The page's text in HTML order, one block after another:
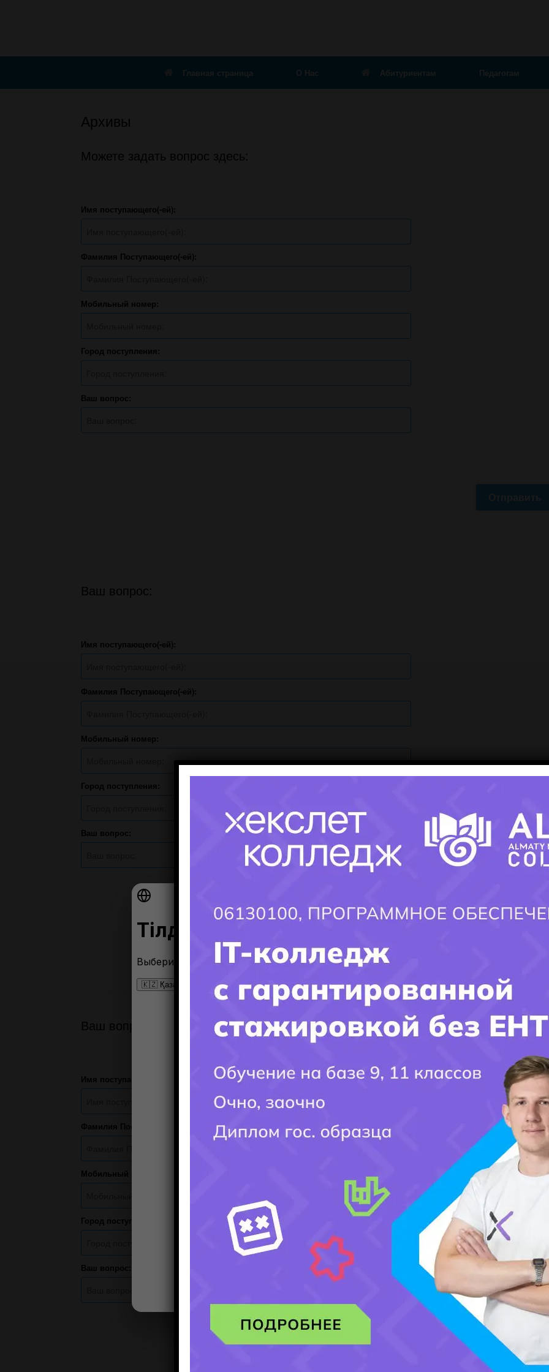
Главная страница О Нас Абитуриентам Педагогам
Архивы
Можете задать вопрос здесь:
Имя поступающего(-ей):
Фамилия Поступающего(-ей):
Мобильный номер:
Город поступления:
Ваш вопрос:
Ваш вопрос:
Имя поступающего(-ей):
Фамилия Поступающего(-ей):
Мобильный номер:
Город поступления:
Ваш вопрос:
Ваш вопрос
Имя поступающего(-ей):
Фамилия Поступающего(-ей):
Мобильный номер:
Город поступления:
Ваш вопрос: